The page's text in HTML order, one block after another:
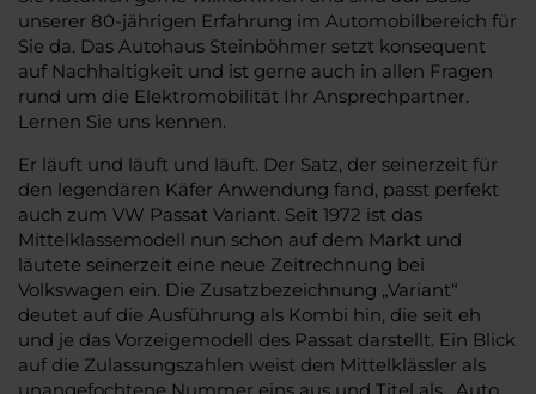
unserer 80-jährigen Erfahrung im Automobilbereich für
Sie da. Das Autohaus Steinböhmer setzt konsequent
auf Nachhaltigkeit und ist gerne auch in allen Fragen
rund um die Elektromobilität Ihr Ansprechpartner.
Lernen Sie uns kennen.
Er läuft und läuft und läuft. Der Satz, der seinerzeit für
den legendären Käfer Anwendung fand, passt perfekt
auch zum VW Passat Variant. Seit 1972 ist das
Mittelklassemodell nun schon auf dem Markt und
läutete seinerzeit eine neue Zeitrechnung bei
Volkswagen ein. Die Zusatzbezeichnung „Variant“
deutet auf die Ausführung als Kombi hin, die seit eh
und je das Vorzeigemodell des Passat darstellt. Ein Blick
auf die Zulassungszahlen weist den Mittelklässler als
unangefochtene Nummer eins aus und Titel als „Auto